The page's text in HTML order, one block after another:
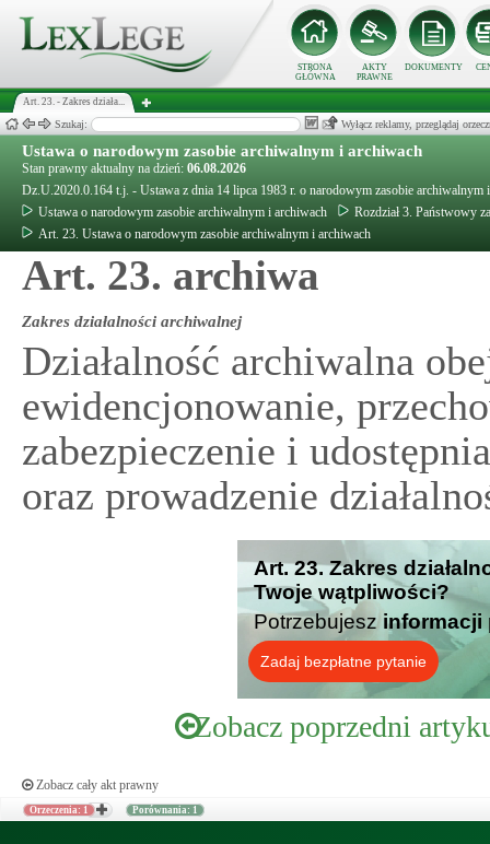
STRONA
GŁÓWNA
AKTY
PRAWNE
DOKUMENTY
Art. 23. - Zakres działa...
Szukaj: Wyłącz reklamy, przeglądaj
Ustawa o narodowym zasobie archiwalnym i archiwach
Stan prawny aktualny na dzień: 06.08.2026
Dz.U.2020.0.164 t.j. - Ustawa z dnia 14 lipca 1983 r. o narodowym zasobie archiwalnym
Ustawa o narodowym zasobie archiwalnym i archiwach
Rozdział 3. Państwowy
Art. 23. Ustawa o narodowym zasobie archiwalnym i archiwach
Art. 23. archiwa
Zakres działalności archiwalnej
Działalność archiwalna
ewidencjonowanie,
zabezpieczenie i
oraz prowadzenie
Art. 23. Zakres
Twoje wątpliwości?
Potrzebujesz informacji
Zadaj bezpłatne pytanie
Zobacz poprzedni
Zobacz cały akt prawny
Orzeczenia: 1 Porównania: 1